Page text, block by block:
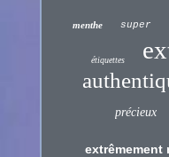
menthe super
étiquettes
précieux
extrêmement